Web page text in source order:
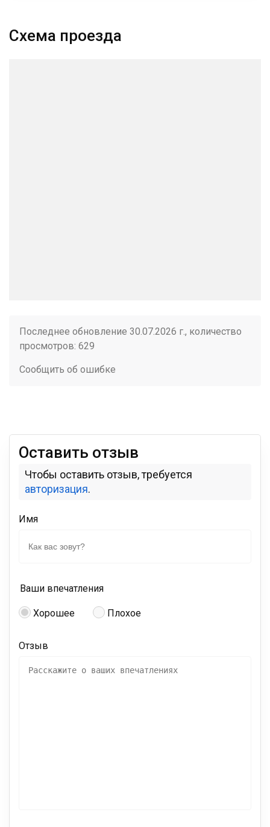
Схема проезда
Последнее обновление 30.07.2026 г., количество
просмотров: 629
Сообщить об ошибке
Оставить отзыв
Чтобы оставить отзыв, требуется
авторизация.
Имя
Ваши впечатления
Хорошее Плохое
Отзыв